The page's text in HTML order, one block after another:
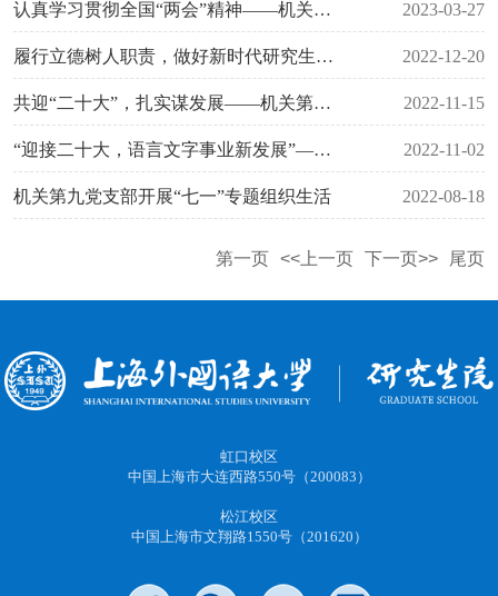
认真学习贯彻全国“两会”精神——机关第十六党支部3月主题党日活动 2023-03-27
履行立德树人职责，做好新时代研究生好导师 2022-12-20
共迎“二十大”，扎实谋发展——机关第九党支部2022年10月主题党日活动 2022-11-15
“迎接二十大，语言文字事业新发展”——机关第九党支部9月主题党日活动 2022-11-02
机关第九党支部开展“七一”专题组织生活 2022-08-18
第一页 <<上一页 下一页>> 尾页
虹口校区
中国上海市大连西路550号（200083）
松江校区
中国上海市文翔路1550号（201620）